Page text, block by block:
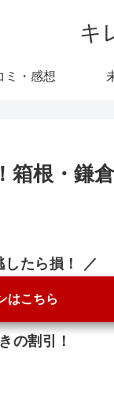
キ
ミ・感想
根・鎌
したら損！ ／
はこちら
の割引！